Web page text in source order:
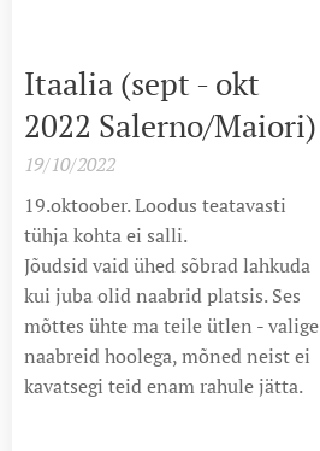
Itaalia (sept - okt
2022 Salerno/Maiori)
19/10/2022
19.oktoober. Loodus teatavasti
tühja kohta ei salli.
Jõudsid vaid ühed sõbrad lahkuda
kui juba olid naabrid platsis. Ses
mõttes ühte ma teile ütlen - valige
naabreid hoolega, mõned neist ei
kavatsegi teid enam rahule jätta.